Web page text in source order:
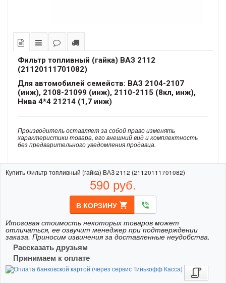
Фильтр топливный (гайка) ВАЗ 2112
(21120111701082)
Для автомобилей семейств: ВАЗ 2104-2107
(инж), 2108-21099 (инж), 2110-2115 (8кл, инж),
Нива 4*4 21214 (1,7 инж)
Производитель оставляет за собой право изменять
характеристики товара, его внешний вид и комплектность
без предварительного уведомления продавца.
Купить Фильтр топливный (гайка) ВАЗ 2112 (21120111701082)
590 руб.
В КОРЗИНУ shopping_cart phone_in_talk
Итоговая стоимость некоторых товаров может
отличаться, ее озвучит менеджер при подтверждении
заказа. Приносим извинения за доставленные неудобства.
Рассказать друзьям
Принимаем к оплате